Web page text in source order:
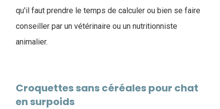
qu'il faut prendre le temps de calculer ou bien se faire
conseiller par un vétérinaire ou un nutritionniste
animalier.
Croquettes sans céréales pour chat
en surpoids